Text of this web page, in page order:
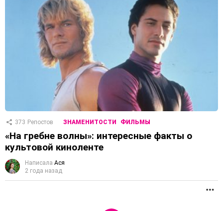
373 Репостов ЗНАМЕНИТОСТИ ФИЛЬМЫ
«На гребне волны»: интересные факты о
культовой киноленте
Написала Ася
2 года назад